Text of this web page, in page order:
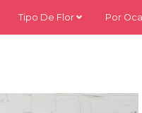
Tipo De Flor Por